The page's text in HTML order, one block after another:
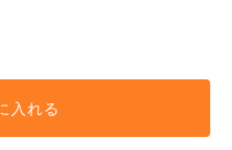
入れる